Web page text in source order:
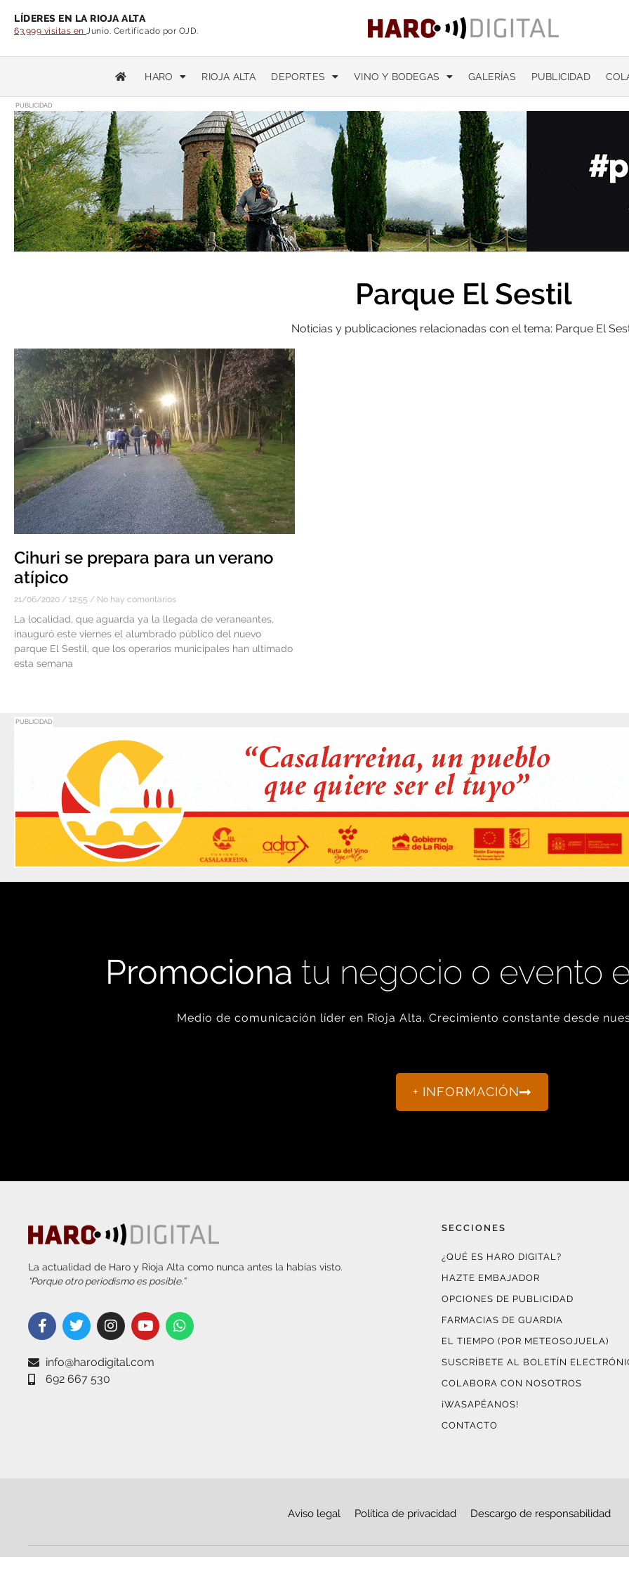
LÍDERES EN LA RIOJA ALTA
63.999 visitas en Junio. Certificado por OJD.
HARO RIOJA ALTA DEPORTES VINO Y BODEGAS GALERÍAS PUBLICIDAD
PUBLICIDAD
Parque El Sestil
Noticias y publicaciones relacionadas con el tema: Parque El
Cihuri se prepara para un verano
atípico
21/06/2020 12:55 No hay comentarios
La localidad, que aguarda ya la llegada de veraneantes,
inauguró este viernes el alumbrado público del nuevo
parque El Sestil, que los operarios municipales han ultimado
esta semana
PUBLICIDAD
Promociona tu negocio o evento
Medio de comunicación líder en Rioja Alta. Crecimiento constante desde
+ INFORMACIÓN
La actualidad de Haro y Rioja Alta como nunca antes la habías visto.
“Porque otro periodismo es posible.”
info@harodigital.com
692 667 530
SECCIONES
¿QUÉ ES HARO DIGITAL?
HAZTE EMBAJADOR
OPCIONES DE PUBLICIDAD
FARMACIAS DE GUARDIA
EL TIEMPO (POR METEOSOJUELA)
SUSCRÍBETE AL BOLETÍN
COLABORA CON NOSOTROS
¡WASAPÉANOS!
CONTACTO
Aviso legal Política de privacidad Descargo de responsabilidad